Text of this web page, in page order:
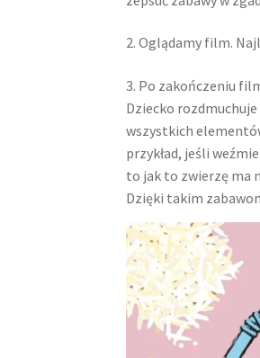
2. Oglądamy film.
3. Po zakończeniu
Dziecko
wszystkich
przykład, jeśli
to jak to zwierzę ma
Dzięki takim